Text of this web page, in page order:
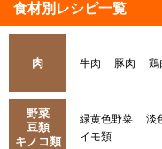
食材別レシピ一覧
肉 牛肉 豚肉 鶏
野菜
豆類
キノコ類
緑黄色野菜 淡
イモ類